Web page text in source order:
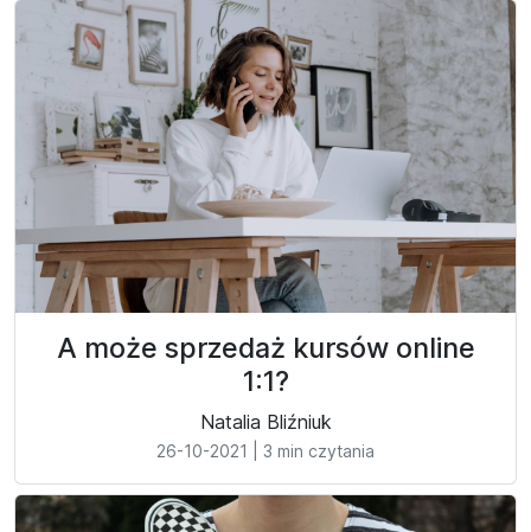
A może sprzedaż kursów online
1:1?
Natalia Bliźniuk
26-10-2021 3 min czytania